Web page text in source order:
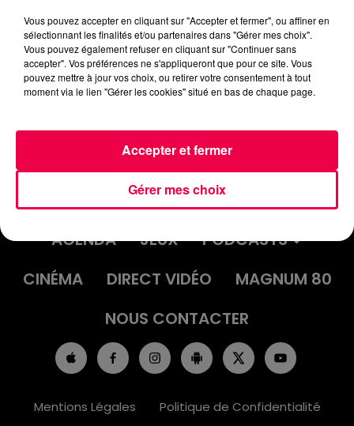
DRÔLE DE BRUIT 07/03/2025
INFOS
EMISSIONS
AGENDA
JEUX
PODCASTS
CINÉMA
DIRECT VIDÉO
MAGNUM 80
NOUS CONTACTER
Mentions Légales Politique de Confidentialité
Vous pouvez accepter en cliquant sur "Accepter et fermer", ou affiner en
sélectionnant les finalités et/ou partenaires dans "Gérer mes choix".
Vous pouvez également refuser en cliquant sur "Continuer sans
accepter". Vos préférences ne s'appliqueront que pour ce site. Vous
pouvez mettre à jour vos choix, ou retirer votre consentement à tout
moment via le lien "Gérer les cookies" situé en bas de chaque page.
Gérer mes choix
Accepter et fermer